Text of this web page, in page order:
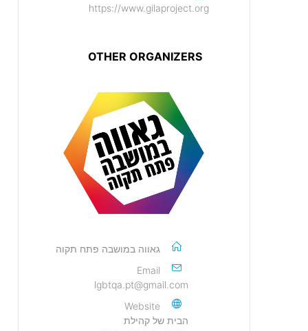
https://www.gilaproject.org
OTHER ORGANIZERS
גאווה במושבה פתח תקוה
Email
lgbtqa.pt@gmail.com
Website
הבית של קהילת